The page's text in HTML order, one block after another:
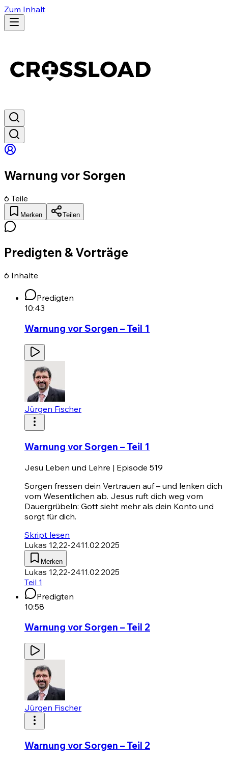
Zum Inhalt
Warnung vor Sorgen
6 Teile
Merken Teilen
Predigten & Vorträge
6 Inhalte
Predigten
10:43
Warnung vor Sorgen – Teil 1
Jürgen Fischer
Warnung vor Sorgen – Teil 1
Jesu Leben und Lehre | Episode 519
Sorgen fressen dein Vertrauen auf – und lenken dich
vom Wesentlichen ab. Jesus ruft dich weg vom
Dauergrübeln: Gott sieht mehr als dein Konto und
sorgt für dich.
Skript lesen
Lukas 12,22-2411.02.2025
Merken
Lukas 12,22-2411.02.2025
Teil 1
Predigten
10:58
Warnung vor Sorgen – Teil 2
Jürgen Fischer
Warnung vor Sorgen – Teil 2